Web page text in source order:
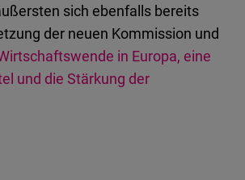
sich ebenfalls bereits
der neuen Kommission und
in Europa, eine
und die Stärkung der